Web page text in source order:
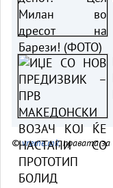
©vreme.mk, правата